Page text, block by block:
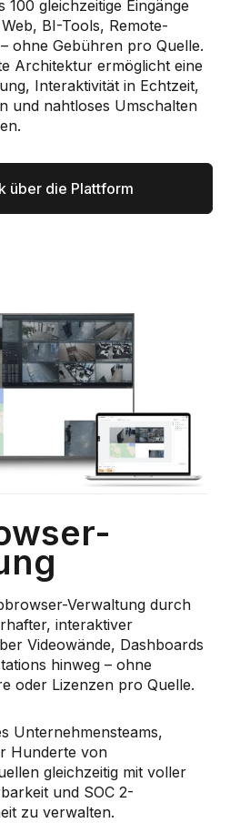
100 gleichzeitige Eingänge
BI-Tools, Remote-
ohne Gebühren pro Quelle.
Architektur ermöglicht eine
Interaktivität in Echtzeit,
und nahtloses Umschalten
über die Plattform
Verwaltung durch
interaktiver
Videowände, Dashboards
hinweg – ohne
oder Lizenzen pro Quelle.
Unternehmensteams,
Hunderte von
gleichzeitig mit voller
und SOC 2-
zu verwalten.